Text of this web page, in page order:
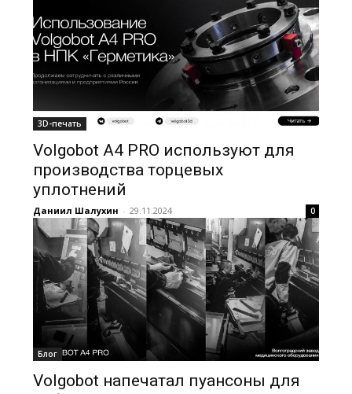
3D-печать
Volgobot A4 PRO используют для
производства торцевых
уплотнений
Даниил Шалухин - 29.11.2024 0
Блог
Volgobot напечатал пуансоны для